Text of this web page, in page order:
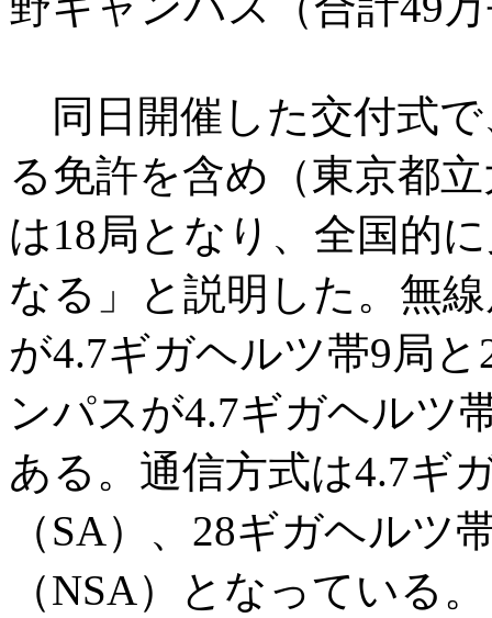
同日開催した交付式で
る免許を含め（東京都
は18局となり、全国的
なる」と説明した。無
が4.7ギガヘルツ帯9局
ンパスが4.7ギガヘルツ
ある。通信方式は4.7ギ
（SA）、28ギガヘル
（NSA）となっている。